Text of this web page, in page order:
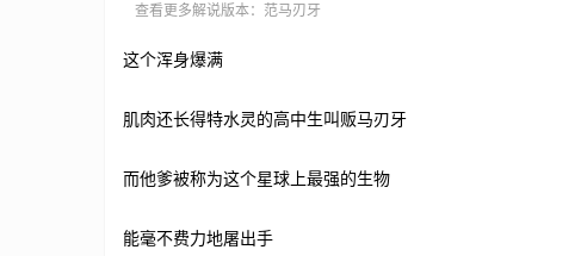
查看更多解说版本： 范马刃牙
这个浑身爆满
肌肉还长得特水灵的高中生叫贩马刃牙
而他爹被称为这个星球上最强的生物
能毫不费力地屠出手